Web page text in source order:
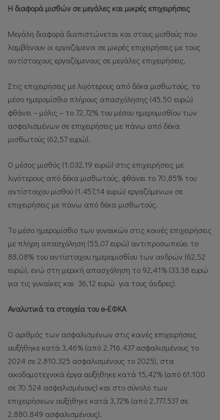
Η διαφορά μισθών σε μεγάλες και μικρές επιχειρήσεις
Μεγάλη διαφορά διαπιστώνεται και στους μισθούς που
λαμβάνουν οι εργαζόμενοι σε μικρές επιχειρήσεις με τους
αντίστοιχους εργαζόμενους σε μεγάλες επιχειρήσεις.
Στις επιχειρήσεις με λιγότερους από δέκα μισθωτούς, το
μέσο ημερομίσθιο πλήρους απασχόλησης (45,50 ευρώ)
φθάνει – μόλις – το 72,72% του μέσου ημερομισθίου των
ασφαλισμένων σε επιχειρήσεις με πάνω από δέκα
μισθωτούς (62,57 ευρώ).
Ο μέσος μισθός (1.032,19 ευρώ) στις επιχειρήσεις με
λιγότερους από δέκα μισθωτούς, φθάνει το 70,85% του
αντίστοιχου μισθού (1.457,14 ευρώ) εργαζόμενων σε
επιχειρήσεις με πάνω από δέκα μισθωτούς.
Το μέσο ημερομίσθιο των γυναικών στις κοινές επιχειρήσεις
με πλήρη απασχόληση (55,07 ευρώ) αντιπροσωπεύει το
88,08% του αντίστοιχου ημερομισθίου των ανδρών (62,52
ευρώ), ενώ στη μερική απασχόληση το 92,41% (33,38 ευρώ
για τις γυναίκες και 36,12 ευρώ για τους άνδρες).
Αναλυτικά τα στοιχεία του e-ΕΦΚΑ
Ο αριθμός των ασφαλισμένων στις κοινές επιχειρήσεις
αυξήθηκε κατά 3,46% (από 2.716.437 ασφαλισμένους το
2024 σε 2.810.325 ασφαλισμένους το 2025), στα
οικοδομοτεχνικά έργα αυξήθηκε κατά 15,42% (από 61.100
σε 70.524 ασφαλισμένους) και στο σύνολο των
επιχειρήσεων αυξήθηκε κατά 3,72% (από 2.777.537 σε
2.880.849 ασφαλισμένους).